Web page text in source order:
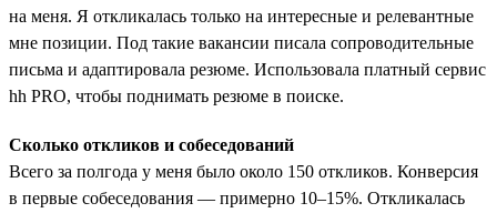
на меня. Я откликалась только на интересные и релевантные
мне позиции. Под такие вакансии писала сопроводительные
письма и адаптировала резюме. Использовала платный сервис
hh PRO, чтобы поднимать резюме в поиске.
Сколько откликов и собеседований
Всего за полгода у меня было около 150 откликов. Конверсия
в первые собеседования — примерно 10–15%. Откликалась